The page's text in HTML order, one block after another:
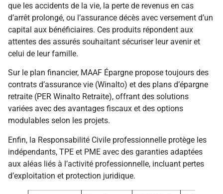
que les accidents de la vie, la perte de revenus en cas
d’arrêt prolongé, ou l’assurance décès avec versement d’un
capital aux bénéficiaires. Ces produits répondent aux
attentes des assurés souhaitant sécuriser leur avenir et
celui de leur famille.
Sur le plan financier, MAAF Épargne propose toujours des
contrats d’assurance vie (Winalto) et des plans d’épargne
retraite (PER Winalto Retraite), offrant des solutions
variées avec des avantages fiscaux et des options
modulables selon les projets.
Enfin, la Responsabilité Civile professionnelle protège les
indépendants, TPE et PME avec des garanties adaptées
aux aléas liés à l’activité professionnelle, incluant pertes
d’exploitation et protection juridique.